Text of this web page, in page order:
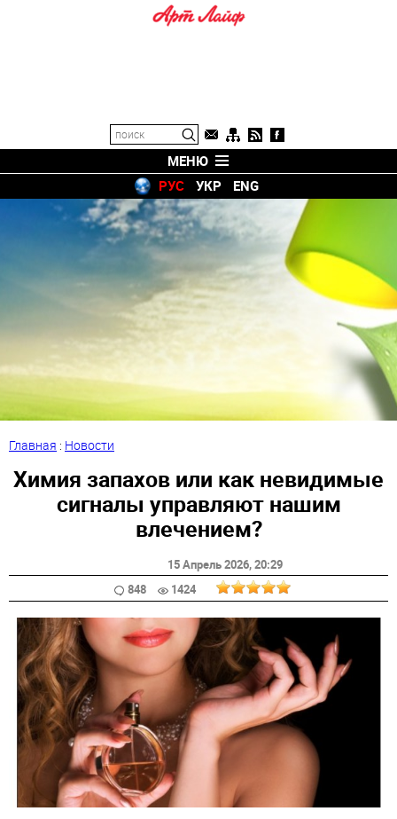
МЕНЮ
РУС
УКР ENG
Главная : Новости
Химия запахов или как невидимые
сигналы управляют нашим
влечением?
15 Апрель 2026, 20:29
848
1424